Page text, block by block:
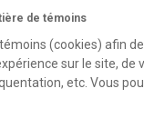
de témoins
(cookies) afin
sur le site, de
etc. Vous